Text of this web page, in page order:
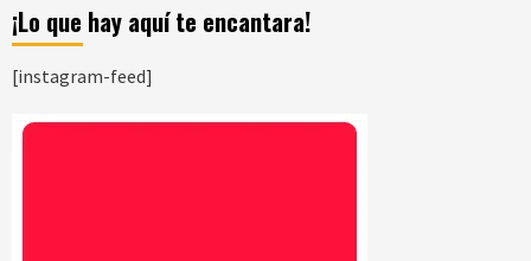
¡Lo que hay aquí te encantara!
[instagram-feed]